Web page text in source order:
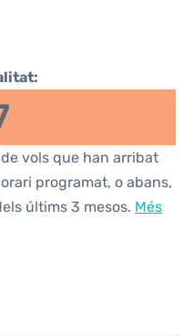
vols que han arribat
programat, o abans,
últims 3 mesos. Més